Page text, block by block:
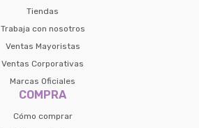
Tiendas
Trabaja con nosotros
Ventas Mayoristas
Ventas Corporativas
Marcas Oficiales
COMPRA
Cómo comprar